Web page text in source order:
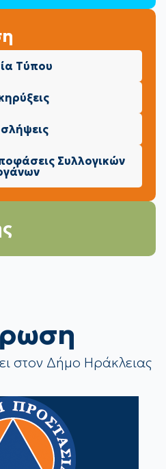
Τύπου
Συλλογικών
στον Δήμο Ηράκλειας